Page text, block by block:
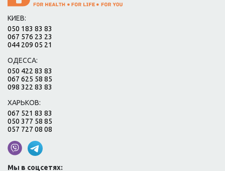
КИЕВ:
050 183 83 83
067 576 23 23
044 209 05 21
ОДЕССА:
050 422 83 83
067 625 58 85
098 322 83 83
ХАРЬКОВ:
067 521 83 83
050 377 58 85
057 727 08 08
Мы в соцсетях: